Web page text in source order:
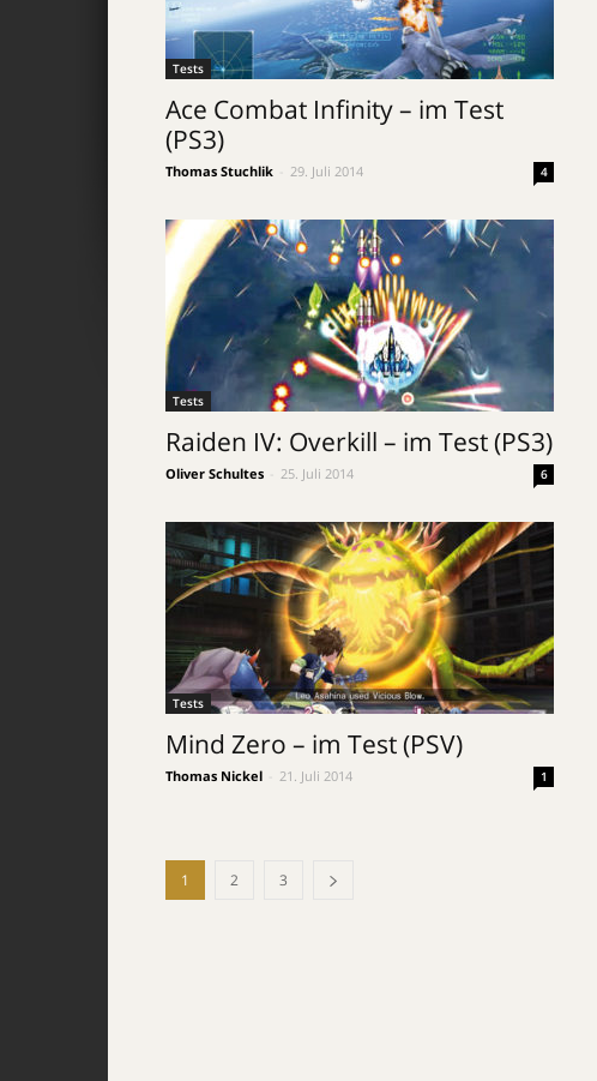
Tests
Ace Combat Infinity – im Test
(PS3)
Thomas Stuchlik 29. Juli 2014 4
Tests
Raiden IV: Overkill – im Test (PS3)
Oliver Schultes 25. Juli 2014 6
Tests
Mind Zero – im Test (PSV)
Thomas Nickel 21. Juli 2014 1
1 2 3